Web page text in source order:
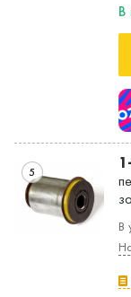
В
5
В